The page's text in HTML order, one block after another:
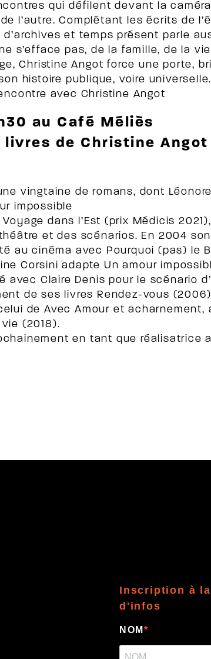
qui défilent devant la
l’autre. Complétant les écrits de
et temps présent parle
s’efface pas, de la famille, de la
Christine Angot force une porte,
histoire publique, voire universelle.
avec Christine Angot
au Café Méliès
de Christine Angot
vingtaine de romans, dont
impossible
dans l’Est (prix Médicis 2021),
et des scénarios. En 2004
au cinéma avec Pourquoi (pas) le
Corsini adapte Un amour
avec Claire Denis pour le scénario
de ses livres Rendez-vous
de Avec Amour et acharnement,
(2018).
en tant que réalisatrice
Inscription à
d'infos
NOM